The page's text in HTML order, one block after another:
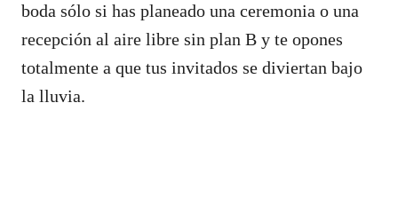
boda sólo si has planeado una ceremonia o una
recepción al aire libre sin plan B y te opones
totalmente a que tus invitados se diviertan bajo
la lluvia.